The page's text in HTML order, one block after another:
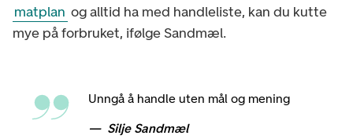
matplan og alltid ha med handleliste, kan du kutte
mye på forbruket, ifølge Sandmæl.
Unngå å handle uten mål og mening
Silje Sandmæl